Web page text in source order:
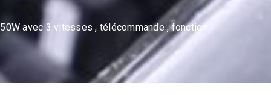
avec 3 vitesses , télécommande , fonction